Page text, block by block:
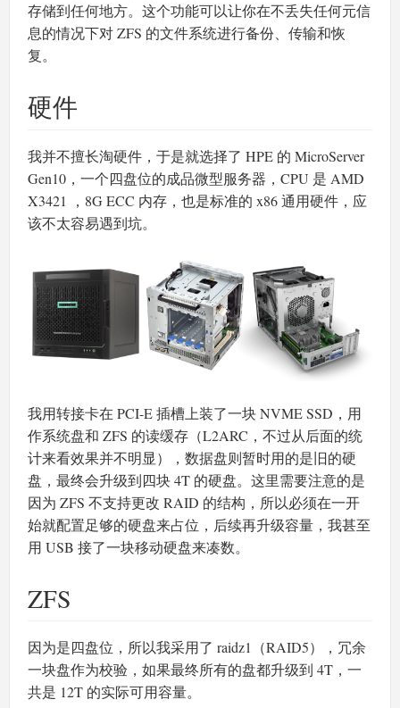
存储到任何地方。这个功能可以让你在不丢失任何元信
息的情况下对 ZFS 的文件系统进行备份、传输和恢
复。
硬件
我并不擅长淘硬件，于是就选择了 HPE 的 MicroServer
Gen10，一个四盘位的成品微型服务器，CPU 是 AMD
X3421 ，8G ECC 内存，也是标准的 x86 通用硬件，应
该不太容易遇到坑。
我用转接卡在 PCI-E 插槽上装了一块 NVME SSD，用
作系统盘和 ZFS 的读缓存（L2ARC，不过从后面的统
计来看效果并不明显），数据盘则暂时用的是旧的硬
盘，最终会升级到四块 4T 的硬盘。这里需要注意的是
因为 ZFS 不支持更改 RAID 的结构，所以必须在一开
始就配置足够的硬盘来占位，后续再升级容量，我甚至
用 USB 接了一块移动硬盘来凑数。
ZFS
因为是四盘位，所以我采用了 raidz1（RAID5），冗余
一块盘作为校验，如果最终所有的盘都升级到 4T，一
共是 12T 的实际可用容量。